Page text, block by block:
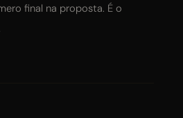
final na proposta. É o